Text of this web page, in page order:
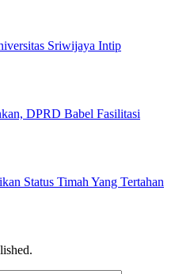
Sriwijaya Intip
DPRD Babel Fasilitasi
Status Timah Yang Tertahan